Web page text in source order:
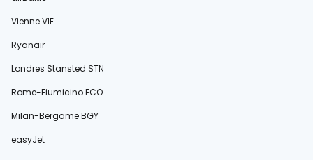
Vienne VIE
Ryanair
Londres Stansted STN
Rome-Fiumicino FCO
Milan-Bergame BGY
easyJet